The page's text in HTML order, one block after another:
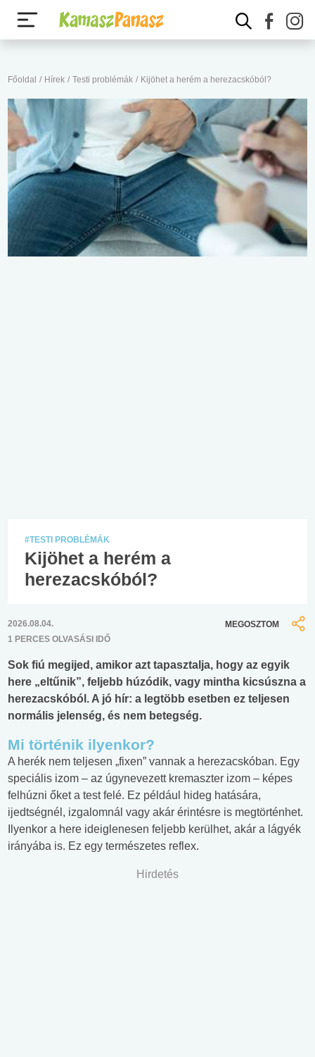
Főoldal / Hírek / Testi problémák / Kijöhet a herém a herezacskóból?
#TESTI PROBLÉMÁK
Kijöhet a herém a
herezacskóból?
2026.08.04.
1 PERCES OLVASÁSI IDŐ
MEGOSZTOM
Sok fiú megijed, amikor azt tapasztalja, hogy az egyik
here „eltűnik”, feljebb húzódik, vagy mintha kicsúszna a
herezacskóból. A jó hír: a legtöbb esetben ez teljesen
normális jelenség, és nem betegség.
Mi történik ilyenkor?
A herék nem teljesen „fixen” vannak a herezacskóban. Egy
speciális izom – az úgynevezett kremaszter izom – képes
felhúzni őket a test felé. Ez például hideg hatására,
ijedtségnél, izgalomnál vagy akár érintésre is megtörténhet.
Ilyenkor a here ideiglenesen feljebb kerülhet, akár a lágyék
irányába is. Ez egy természetes reflex.
Hirdetés